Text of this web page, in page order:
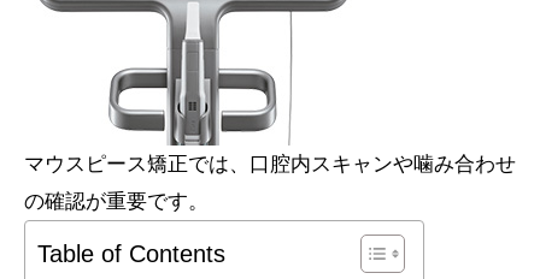
マウスピース矯正では、口腔内スキャンや噛み合わせ
の確認が重要です。
Table of Contents